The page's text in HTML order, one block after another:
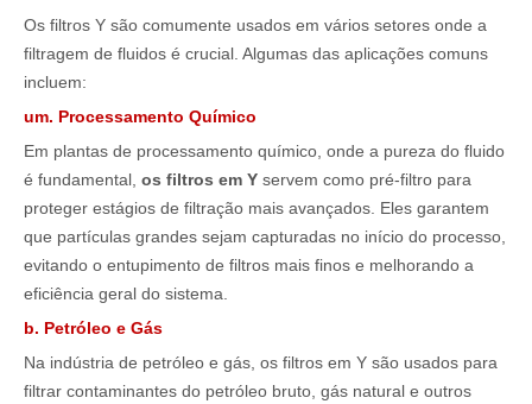
Os filtros Y são comumente usados ​​em vários setores onde a
filtragem de fluidos é crucial. Algumas das aplicações comuns
incluem:
um. Processamento Químico
Em plantas de processamento químico, onde a pureza do fluido
é fundamental, os filtros em Y servem como pré-filtro para
proteger estágios de filtração mais avançados. Eles garantem
que partículas grandes sejam capturadas no início do processo,
evitando o entupimento de filtros mais finos e melhorando a
eficiência geral do sistema.
b. Petróleo e Gás
Na indústria de petróleo e gás, os filtros em Y são usados ​​para
filtrar contaminantes do petróleo bruto, gás natural e outros